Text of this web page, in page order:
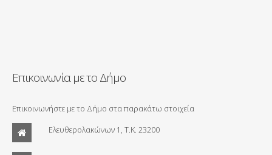
Επικοινωνία με το Δήμο
Επικοινωνήστε με το Δήμο στα παρακάτω στοιχεία
Ελευθερολακώνων 1, Τ.Κ. 23200